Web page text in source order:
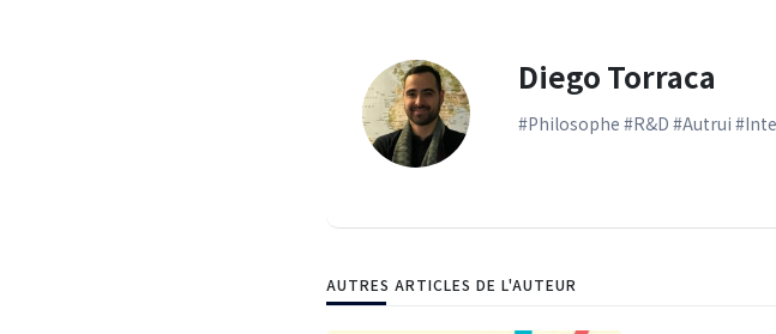
Diego Torraca
#Philosophe #R&D #Autrui
AUTRES ARTICLES DE L'AUTEUR